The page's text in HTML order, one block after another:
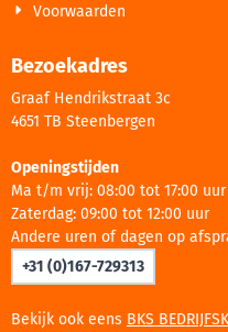
Voorwaarden
Bezoekadres
Graaf Hendrikstraat 3c
4651 TB Steenbergen
Openingstijden
Ma t/m vrij: 08:00 tot 17:00 uur
Zaterdag: 09:00 tot 12:00 uur
Andere uren of dagen op
+31 (0)167-729313
Bekijk ook eens BKS